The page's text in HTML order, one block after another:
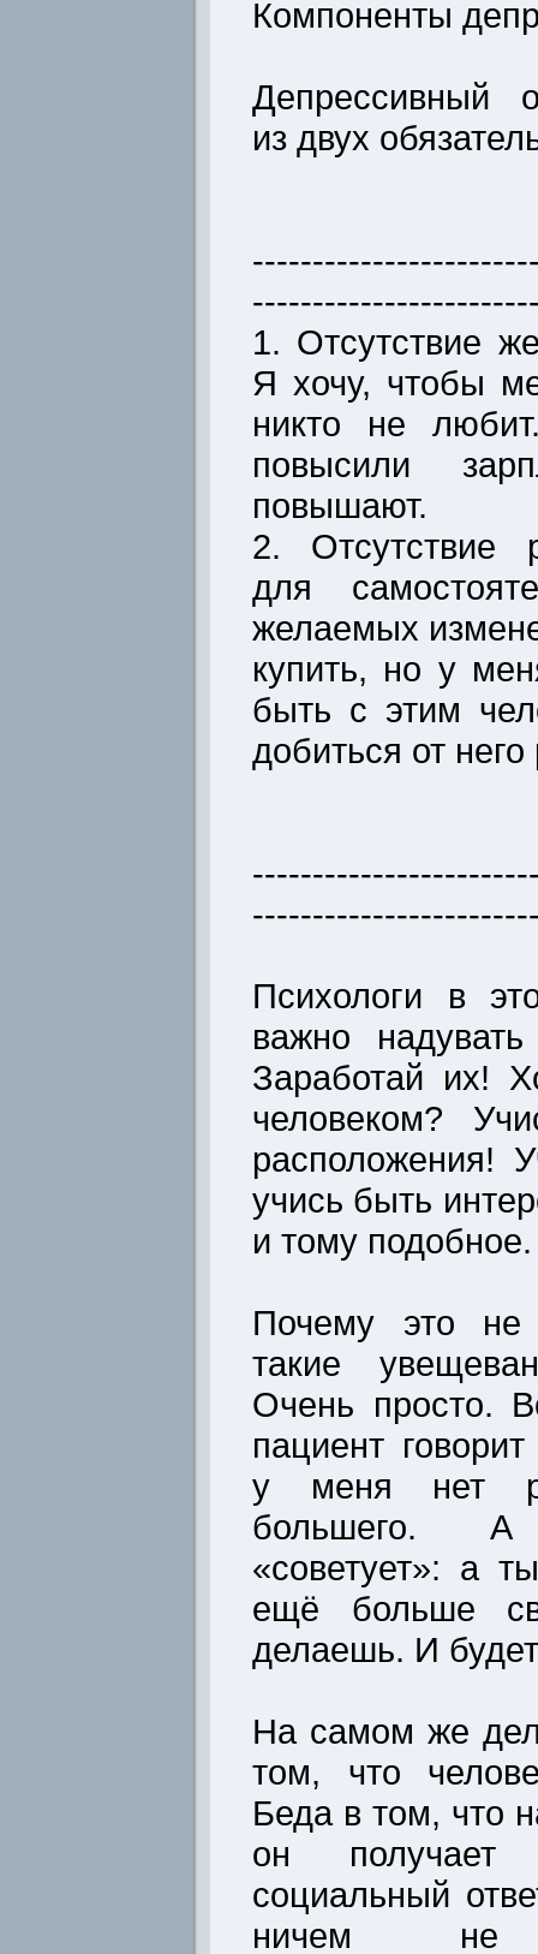
Компоненты
Депрессивный
из двух
1. Отсутствие
Я хочу, чтобы
никто не
повысили
повышают.
2. Отсутствие
для
желаемых
купить, но у
быть с этим
добиться от
Психологи в
важно
Заработай их!
человеком?
расположения!
учись быть
и тому подобное.
Почему это не
такие
Очень просто.
пациент
у меня нет
большего.
«советует»: а
ещё больше
делаешь. И
На самом же
том, что
Беда в том, что
он получает
социальный
ничем не